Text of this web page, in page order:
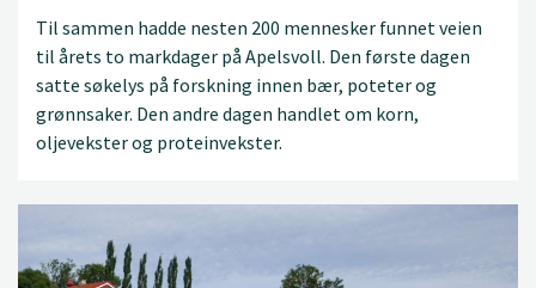
Til sammen hadde nesten 200 mennesker funnet veien
til årets to markdager på Apelsvoll. Den første dagen
satte søkelys på forskning innen bær, poteter og
grønnsaker. Den andre dagen handlet om korn,
oljevekster og proteinvekster.